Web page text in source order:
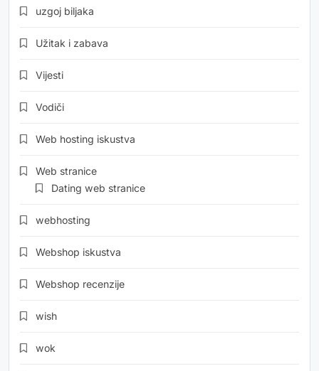
uzgoj biljaka
Užitak i zabava
Vijesti
Vodiči
Web hosting iskustva
Web stranice
Dating web stranice
webhosting
Webshop iskustva
Webshop recenzije
wish
wok